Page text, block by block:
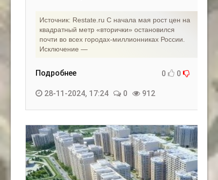
Источник: Restate.ru С начала мая рост цен на
квадратный метр «вторички» остановился
почти во всех городах-миллионниках России.
Исключение —
Подробнее 0 0
28-11-2024, 17:24 0 912